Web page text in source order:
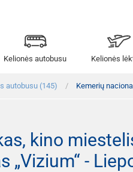
Kelionės autobusu Kelionės
autobusu (145) Kemerių
kino
-